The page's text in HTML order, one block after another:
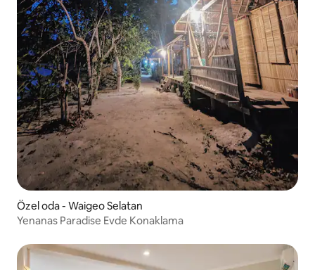
Özel oda - Waigeo Selatan
Yenanas Paradise Evde Konaklama